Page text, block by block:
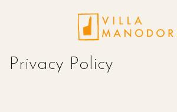
navigation
Skip
Privacy Policy